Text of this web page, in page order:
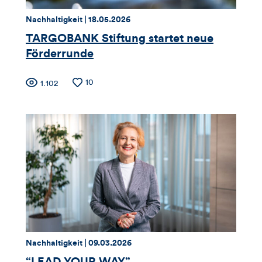
dieses
Artikels
Thema:
Nachhaltigkeit | Datum:
18.05.2026
TARGOBANK Stiftung startet neue
Förderrunde
Zähler
für
Views,
Likes
und
Kommentare
dieses
Anzahl
1.102
Anzahl
10
Thema:
Nachhaltigkeit | Datum:
09.03.2026